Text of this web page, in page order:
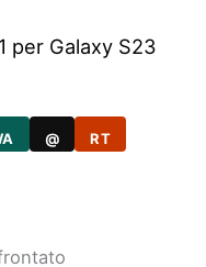
per Galaxy S23
@ RT